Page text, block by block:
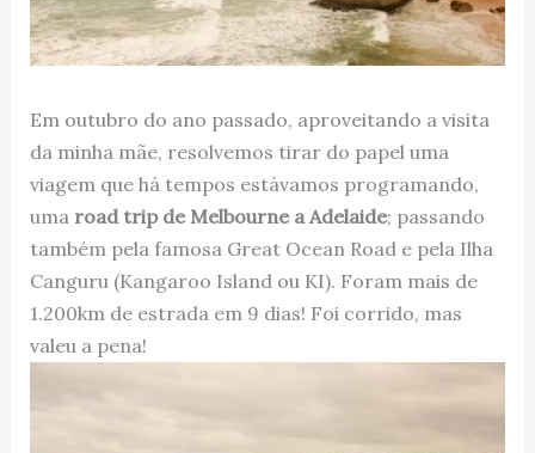
Em outubro do ano passado, aproveitando a visita
da minha mãe, resolvemos tirar do papel uma
viagem que há tempos estávamos programando,
uma road trip de Melbourne a Adelaide; passando
também pela famosa Great Ocean Road e pela Ilha
Canguru (Kangaroo Island ou KI). Foram mais de
1.200km de estrada em 9 dias! Foi corrido, mas
valeu a pena!